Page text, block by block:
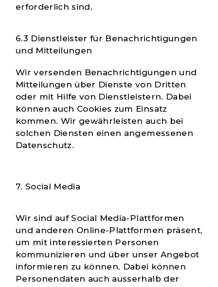
erforderlich sind.
6.3 Dienstleister für Benachrichtigungen
und Mitteilungen
Wir versenden Benachrichtigungen und
Mitteilungen über Dienste von Dritten
oder mit Hilfe von Dienstleistern. Dabei
können auch Cookies zum Einsatz
kommen. Wir gewährleisten auch bei
solchen Diensten einen angemessenen
Datenschutz.
7. Social Media
Wir sind auf Social Media-Plattformen
und anderen Online-Plattformen präsent,
um mit interessierten Personen
kommunizieren und über unser Angebot
informieren zu können. Dabei können
Personendaten auch ausserhalb der